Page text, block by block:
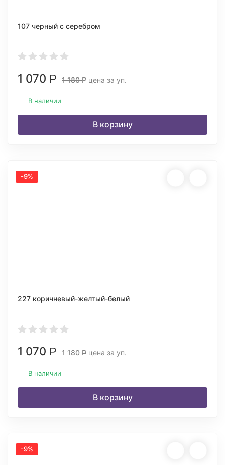
107 черный с серебром
1 070 Р 1 180Р цена за уп.
В наличии
В корзину
-9%
227 коричневый-желтый-белый
1 070 Р 1 180Р цена за уп.
В наличии
В корзину
-9%